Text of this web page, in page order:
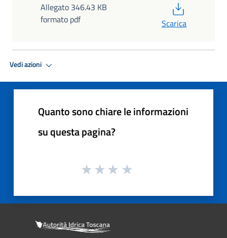
Allegato 346.43 KB
formato pdf
Scarica
Vedi azioni
Quanto sono chiare le informazioni
su questa pagina?